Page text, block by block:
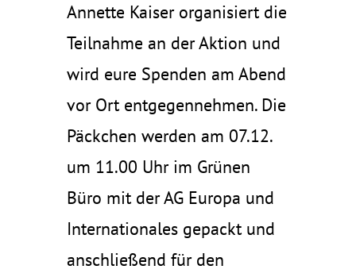
Annette Kaiser organisiert die
Teilnahme an der Aktion und
wird eure Spenden am Abend
vor Ort entgegennehmen. Die
Päckchen werden am 07.12.
um 11.00 Uhr im Grünen
Büro mit der AG Europa und
Internationales gepackt und
anschließend für den